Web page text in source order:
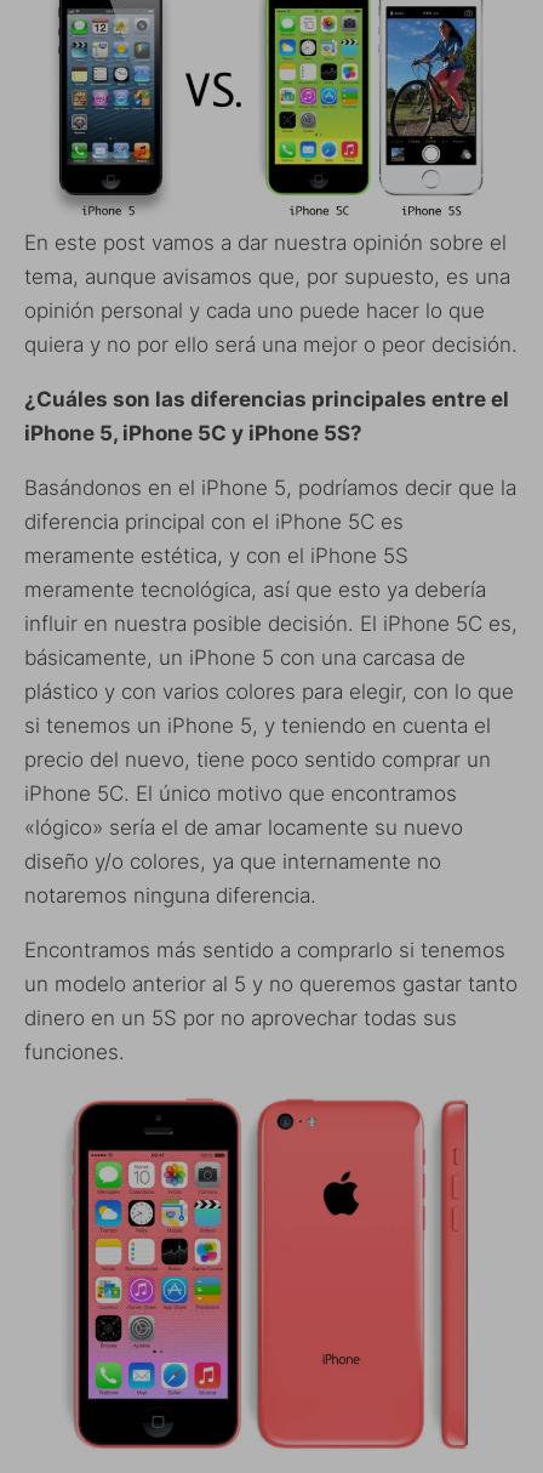
En este post vamos a dar nuestra opinión sobre el
tema, aunque avisamos que, por supuesto, es una
opinión personal y cada uno puede hacer lo que
quiera y no por ello será una mejor o peor decisión.
¿Cuáles son las diferencias principales entre el
iPhone 5, iPhone 5C y iPhone 5S?
Basándonos en el iPhone 5, podríamos decir que la
diferencia principal con el iPhone 5C es
meramente estética, y con el iPhone 5S
meramente tecnológica, así que esto ya debería
influir en nuestra posible decisión. El iPhone 5C es,
básicamente, un iPhone 5 con una carcasa de
plástico y con varios colores para elegir, con lo que
si tenemos un iPhone 5, y teniendo en cuenta el
precio del nuevo, tiene poco sentido comprar un
iPhone 5C. El único motivo que encontramos
«lógico» sería el de amar locamente su nuevo
diseño y/o colores, ya que internamente no
notaremos ninguna diferencia.
Encontramos más sentido a comprarlo si tenemos
un modelo anterior al 5 y no queremos gastar tanto
dinero en un 5S por no aprovechar todas sus
funciones.